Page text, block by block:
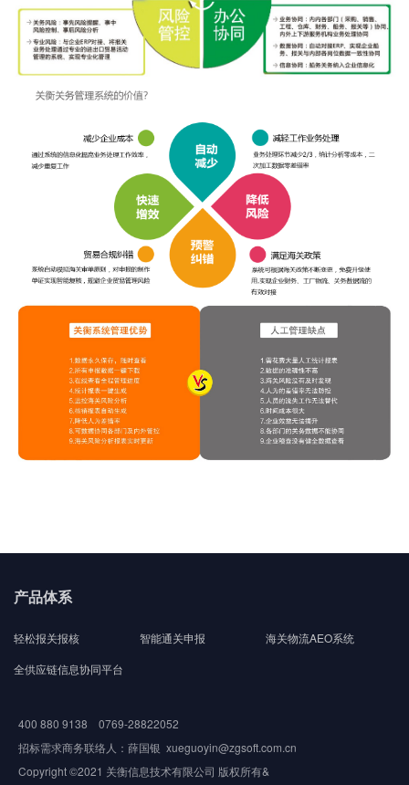
产品体系
轻松报关报核 智能通关申报
海关物流AEO系统
全供应链信息协同平台
400 880 9138 0769-28822052
招标需求商务联络人：薛国银 xueguoyin@zgsoft.com.cn
Copyright ©2021 关衡信息技术有限公司 版权所有&